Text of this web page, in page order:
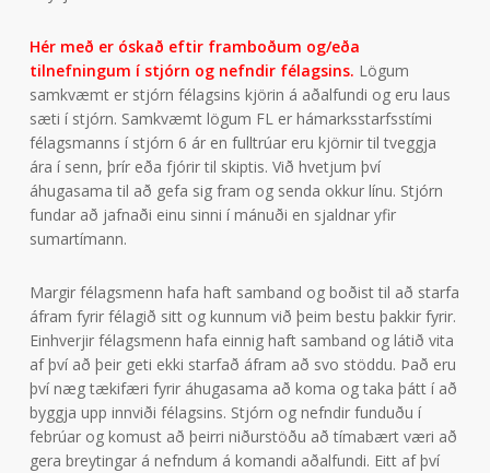
Hér með er óskað eftir framboðum og/eða
tilnefningum í stjórn og nefndir félagsins. Lögum
samkvæmt er stjórn félagsins kjörin á aðalfundi og eru laus
sæti í stjórn. Samkvæmt lögum FL er hámarksstarfsstími
félagsmanns í stjórn 6 ár en fulltrúar eru kjörnir til tveggja
ára í senn, þrír eða fjórir til skiptis. Við hvetjum því
áhugasama til að gefa sig fram og senda okkur línu. Stjórn
fundar að jafnaði einu sinni í mánuði en sjaldnar yfir
sumartímann.
Margir félagsmenn hafa haft samband og boðist til að starfa
áfram fyrir félagið sitt og kunnum við þeim bestu þakkir fyrir.
Einhverjir félagsmenn hafa einnig haft samband og látið vita
af því að þeir geti ekki starfað áfram að svo stöddu. Það eru
því næg tækifæri fyrir áhugasama að koma og taka þátt í að
byggja upp innviði félagsins. Stjórn og nefndir funduðu í
febrúar og komust að þeirri niðurstöðu að tímabært væri að
gera breytingar á nefndum á komandi aðalfundi. Eitt af því